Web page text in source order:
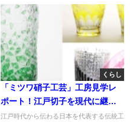
くらし
「ミツワ硝子工芸」工房見学レ
ポート！江戸切子を現代に継承
する若き伝統工芸士の奮闘を追
江戸時代から伝わる日本を代表する伝統工